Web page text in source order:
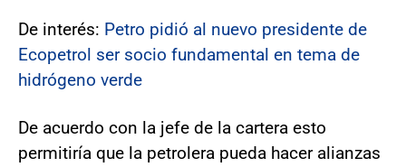
De interés: Petro pidió al nuevo presidente de
Ecopetrol ser socio fundamental en tema de
hidrógeno verde
De acuerdo con la jefe de la cartera esto
permitiría que la petrolera pueda hacer alianzas